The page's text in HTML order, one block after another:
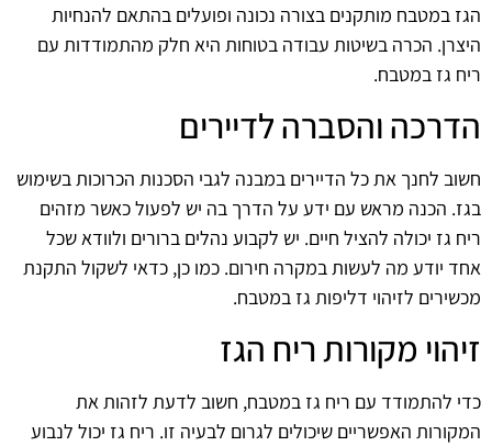
הגז במטבח מותקנים בצורה נכונה ופועלים בהתאם להנחיות
היצרן. הכרה בשיטות עבודה בטוחות היא חלק מהתמודדות עם
ריח גז במטבח.
הדרכה והסברה לדיירים
חשוב לחנך את כל הדיירים במבנה לגבי הסכנות הכרוכות בשימוש
בגז. הכנה מראש עם ידע על הדרך בה יש לפעול כאשר מזהים
ריח גז יכולה להציל חיים. יש לקבוע נהלים ברורים ולוודא שכל
אחד יודע מה לעשות במקרה חירום. כמו כן, כדאי לשקול התקנת
מכשירים לזיהוי דליפות גז במטבח.
זיהוי מקורות ריח הגז
כדי להתמודד עם ריח גז במטבח, חשוב לדעת לזהות את
המקורות האפשריים שיכולים לגרום לבעיה זו. ריח גז יכול לנבוע